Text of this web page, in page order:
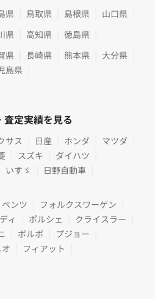
県 鳥取県 島根県
山口県
県 高知県
徳島県
県 長崎県 熊本県
大分県
島県
定実績を見る
サス 日産 ホンダ
マツダ
スズキ
ダイハツ
いすゞ 日野自動車
ンツ
フォルクスワーゲン
ィ ポルシェ
クライスラー
ボルボ
プジョー
フィアット